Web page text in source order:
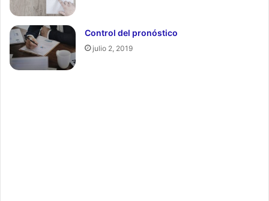
Control del pronóstico
julio 2, 2019